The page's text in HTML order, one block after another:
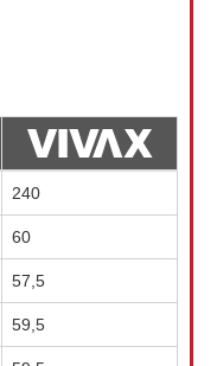
240
60
57,5
59,5